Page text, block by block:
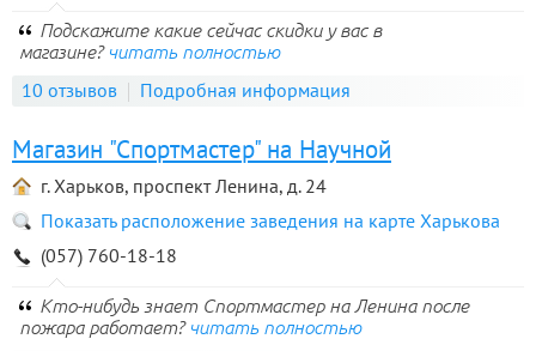
Подскажите какие сейчас скидки у вас в
магазине? читать полностью
10 отзывов Подробная информация
Магазин "Спортмастер" на Научной
г. Харьков, проспект Ленина, д. 24
Показать расположение заведения на карте Харькова
(057) 760-18-18
Кто-нибудь знает Спортмастер на Ленина после
пожара работает? читать полностью